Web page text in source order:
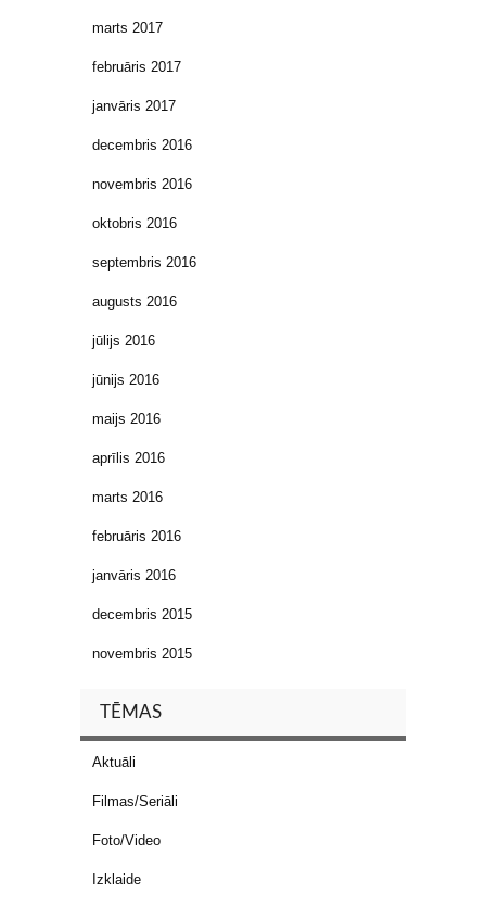
marts 2017
februāris 2017
janvāris 2017
decembris 2016
novembris 2016
oktobris 2016
septembris 2016
augusts 2016
jūlijs 2016
jūnijs 2016
maijs 2016
aprīlis 2016
marts 2016
februāris 2016
janvāris 2016
decembris 2015
novembris 2015
TĒMAS
Aktuāli
Filmas/Seriāli
Foto/Video
Izklaide